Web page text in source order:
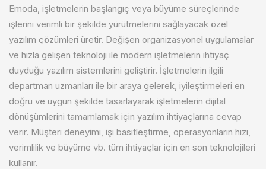
Emoda, işletmelerin başlangıç veya büyüme süreçlerinde
işlerini verimli bir şekilde yürütmelerini sağlayacak özel
yazılım çözümleri üretir. Değişen organizasyonel uygulamalar
ve hızla gelişen teknoloji ile modern işletmelerin ihtiyaç
duyduğu yazılım sistemlerini geliştirir. İşletmelerin ilgili
departman uzmanları ile bir araya gelerek, iyileştirmeleri en
doğru ve uygun şekilde tasarlayarak işletmelerin dijital
dönüşümlerini tamamlamak için yazılım ihtiyaçlarına cevap
verir. Müşteri deneyimi, işi basitleştirme, operasyonların hızı,
verimlilik ve büyüme vb. tüm ihtiyaçlar için en son teknolojileri
kullanır.